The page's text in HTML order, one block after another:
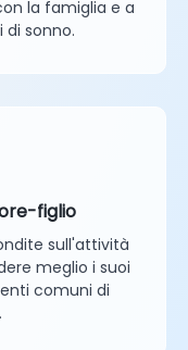
la famiglia e a
di sonno.
figlio
sull'attività
meglio i suoi
comuni di